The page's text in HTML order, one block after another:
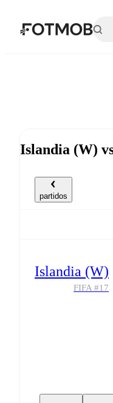
Islandia (W)
partidos
Islandia (W)
FIFA #17